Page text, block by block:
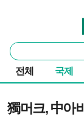
통
합
검
색
전체 국제
獨머크, 中아